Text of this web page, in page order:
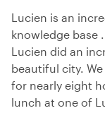
Lucien is an
knowledge base
Lucien did an
beautiful city.
for nearly eight
lunch at one of